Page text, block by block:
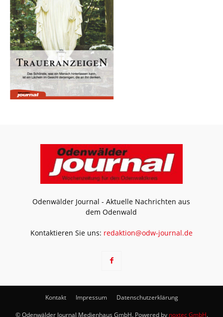
Odenwälder Journal - Aktuelle Nachrichten aus
dem Odenwald
Kontaktieren Sie uns: redaktion@odw-journal.de
Kontakt Impressum Datenschutzerklärung
© Odenwälder Journal Medienhaus GmbH. Powered by noxtec GmbH.